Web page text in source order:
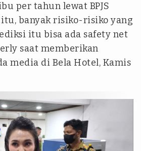
per tahun lewat BPJS
banyak risiko-risiko yang
itu bisa ada safety net
saat memberikan
media di Bela Hotel, Kamis